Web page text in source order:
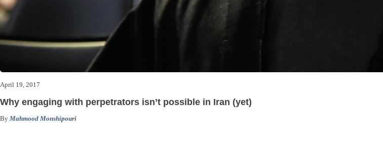
April 19, 2017
Why engaging with perpetrators isn’t possible in Iran (yet)
By Mahmood Monshipouri